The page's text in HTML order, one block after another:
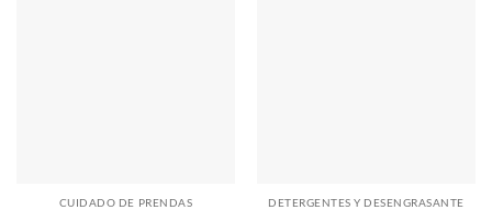
CUIDADO DE PRENDAS DETERGENTES Y DESENGRASANTE